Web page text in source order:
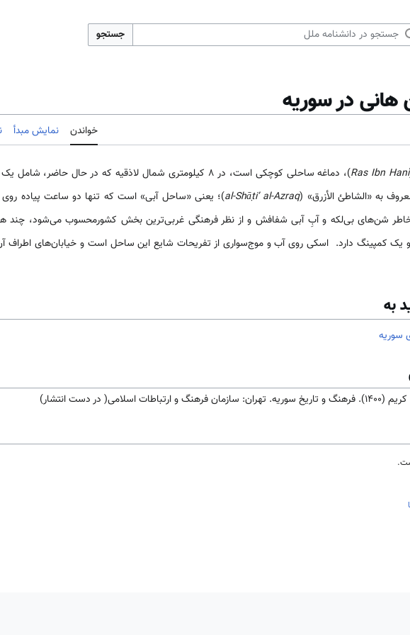
جستجو
هانی در سوریه
خواندن نمایش مبدأ
Ras Ibn Hani
)، دماغه ساحلی کوچکی است، در 8 کیلومتری شمال لاذقیه که در حال
به «الشاطئ الأزرق» (al-Shāṭiʼ al-Azraq)؛ یعنی «ساحل آبی» است که تنها دو ساعت پیاده روی
شن‌های بی‌لکه و آبِ آبی شفافش و از نظر فرهنگی غربی‌ترین بخش‌ کشورمحسوب می‌شود، چند هتل
کمپینگ دارد. اسکی روی آب و موج‌سواری از تفریحات شایع این ساحل است و خیابان‌های اطراف
به
سوریه
فرهنگ و ارتباطات اسلامی( در دست انتشار)